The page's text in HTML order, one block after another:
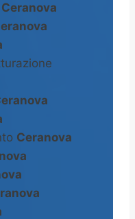
Ceranova
Ceranova